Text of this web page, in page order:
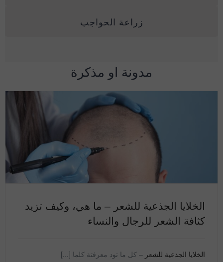
زراعة الحواجب
مدونة او مذكرة
الخلايا الجذعية للشعر – ما هي، وكيف تزيد
كثافة الشعر للرجال والنساء
الخلايا الجذعية للشعر – كل ما تود معرفتة كلما [...]